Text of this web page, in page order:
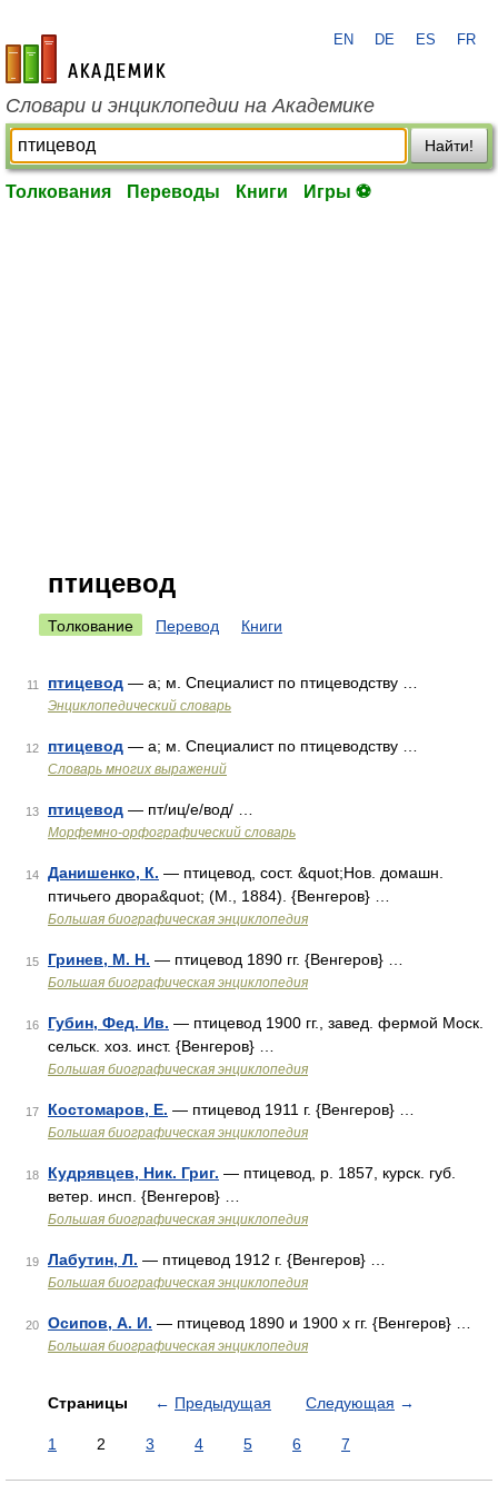
academic.ru
EN DE ES FR
Словари и энциклопедии на Академике
Найти!
Толкования Переводы Книги Игры ⚽
птицевод
Толкование Перевод Книги
11 птицевод — а; м. Специалист по птицеводству …
Энциклопедический словарь
12 птицевод — а; м. Специалист по птицеводству …
Словарь многих выражений
13 птицевод — пт/иц/е/вод/ …
Морфемно-орфографический словарь
14 Данишенко, К. — птицевод, сост. &quot;Нов. домашн.
птичьего двора&quot; (М., 1884). {Венгеров} …
Большая биографическая энциклопедия
15 Гринев, М. Н. — птицевод 1890 гг. {Венгеров} …
Большая биографическая энциклопедия
16 Губин, Фед. Ив. — птицевод 1900 гг., завед. фермой Моск.
сельск. хоз. инст. {Венгеров} …
Большая биографическая энциклопедия
17 Костомаров, Е. — птицевод 1911 г. {Венгеров} …
Большая биографическая энциклопедия
18 Кудрявцев, Ник. Григ. — птицевод, р. 1857, курск. губ.
ветер. инсп. {Венгеров} …
Большая биографическая энциклопедия
19 Лабутин, Л. — птицевод 1912 г. {Венгеров} …
Большая биографическая энциклопедия
20 Осипов, А. И. — птицевод 1890 и 1900 х гг. {Венгеров} …
Большая биографическая энциклопедия
Страницы ← Предыдущая Следующая →
1 2 3 4 5 6 7